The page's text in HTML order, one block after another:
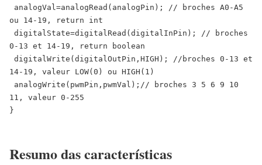
ou 14-19, return int
0-13 et 14-19, return boolean
14-19, valeur LOW(0) ou HIGH(1)
11, valeur 0-255
}
Resumo das características